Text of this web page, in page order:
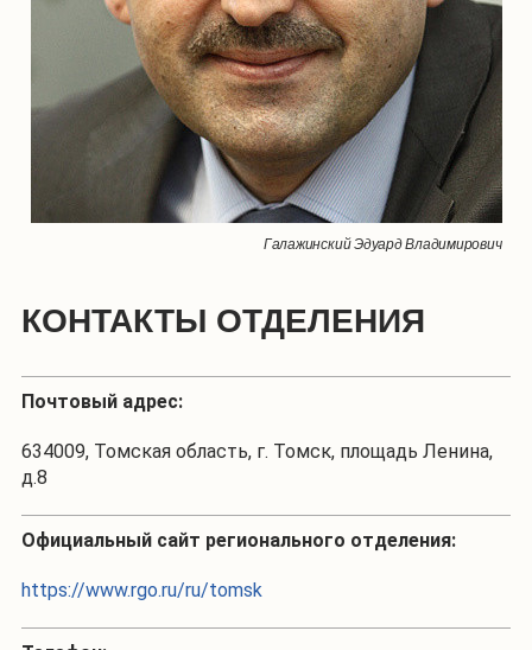
Галажинский Эдуард Владимирович
КОНТАКТЫ ОТДЕЛЕНИЯ
Почтовый адрес:
634009, Томская область, г. Томск, площадь Ленина,
д.8
Официальный сайт регионального отделения:
https://www.rgo.ru/ru/tomsk